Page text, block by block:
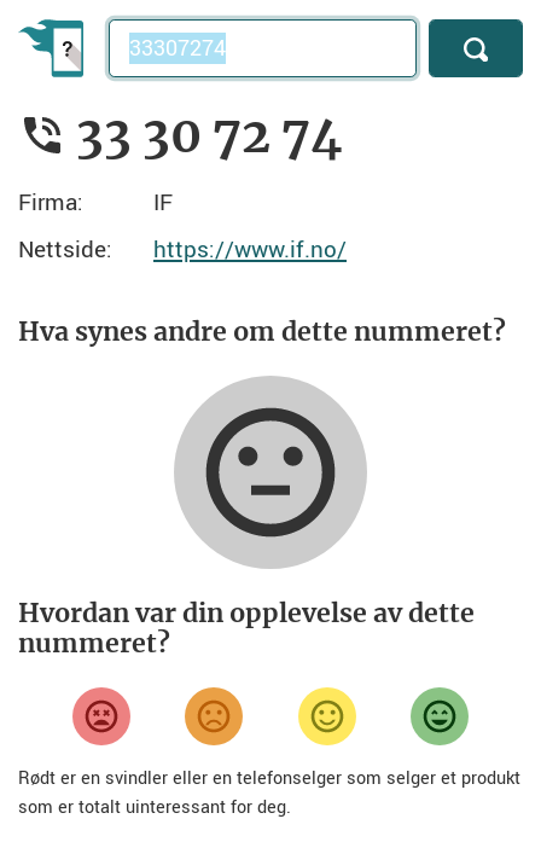
Telefonnummer
33 30 72 74
Firma:
IF
Nettside:
https://www.if.no/
Hva synes andre om dette nummeret?
Hvordan var din opplevelse av dette
nummeret?
Rødt er en svindler eller en telefonselger som selger et produkt
som er totalt uinteressant for deg.